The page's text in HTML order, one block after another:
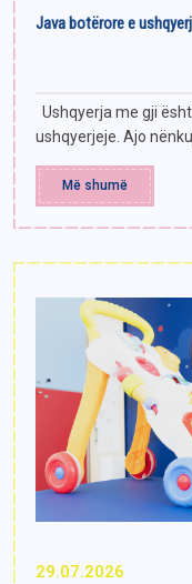
Java botërore e
Ushqyerja me gji
ushqyerjeje. Ajo
Më shumë
29.07.2026